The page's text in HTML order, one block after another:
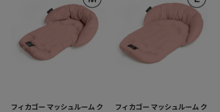
フィカゴー マッシュルーム ク
フィカゴー マッシュルーム ク